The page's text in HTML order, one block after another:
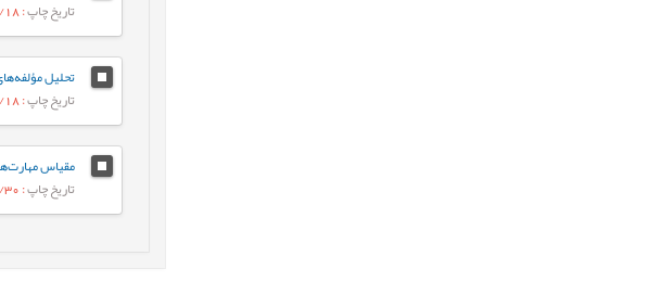
تاریخ چاپ: 1404/11/18
تاریخ چاپ: 1404/11/18
تاریخ چاپ: 1404/04/30